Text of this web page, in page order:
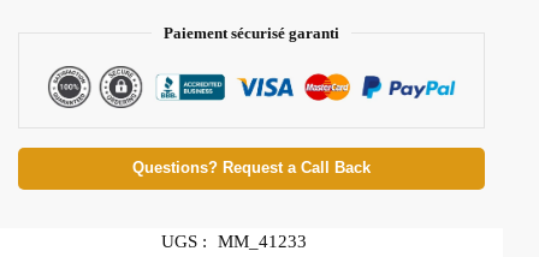
Paiement sécurisé garanti
Questions? Request a Call Back
UGS :
MM_41233